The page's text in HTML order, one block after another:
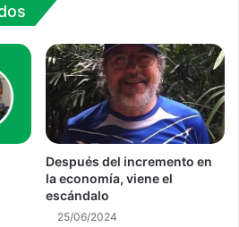
Después del incremento en
la economía, viene el
escándalo
25/06/2024